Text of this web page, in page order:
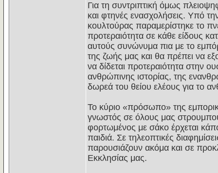
Για τη συντριπτική όμως
και φτηνές ενασχολήσεις. Υπό
κουλτούρας παραμερίστηκε το
προτεραιότητα σε κάθε είδους
αυτούς συνώνυμα πια με το
της ζωής μας και θα πρέπει να
να δίδεται προτεραιότητα στην
ανθρώπινης ιστορίας, της
δωρεά του θείου ελέους για το
Το κύριο «πρόσωπο» της
γνωστός σε όλους μας
φορτωμένος με σάκο έρχεται
παιδιά. Σε τηλεοπτικές
παρουσιάζουν ακόμα και σε
Εκκλησίας μας.